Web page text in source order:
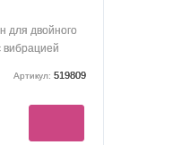
для двойного
вибрацией
Артикул: 519809